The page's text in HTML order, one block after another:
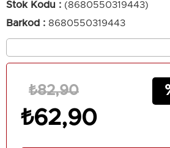
Stok Kodu
(8680550319443)
Barkod : 8680550319443
₺82,90
₺62,90